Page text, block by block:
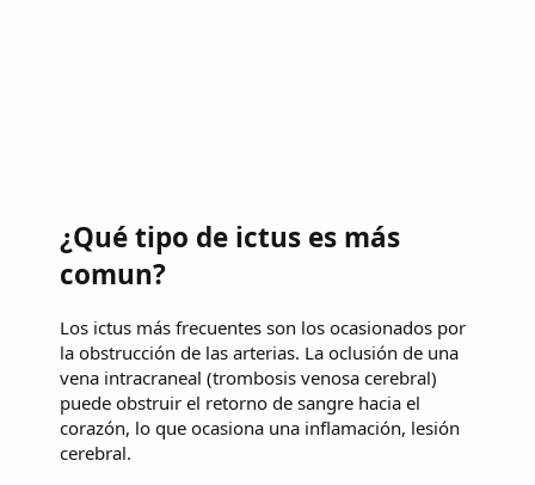
¿Qué tipo de ictus es más
comun?
Los ictus más frecuentes son los ocasionados por
la obstrucción de las arterias. La oclusión de una
vena intracraneal (trombosis venosa cerebral)
puede obstruir el retorno de sangre hacia el
corazón, lo que ocasiona una inflamación, lesión
cerebral.